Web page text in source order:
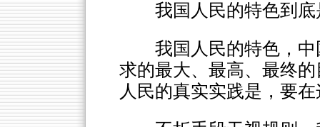
我国人民的特色到
我国人民的特色，
求的最大、最高、最终
人民的真实实践是，要